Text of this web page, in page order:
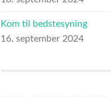
Kom til bedstesyning
16. september 2024